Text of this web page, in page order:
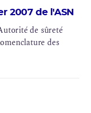
2007 de l'ASN
de sûreté
des